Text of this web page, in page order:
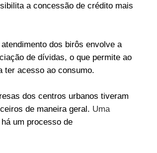
a concessão de crédito mais
dos birôs envolve a
de dívidas, o que permite ao
ter acesso ao consumo.
dos centros urbanos tiveram
de maneira geral. Uma
um processo de